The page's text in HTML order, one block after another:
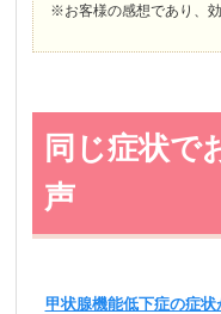
※お客様の感想であり、
同じ症状で
声
甲状腺機能低下症の症